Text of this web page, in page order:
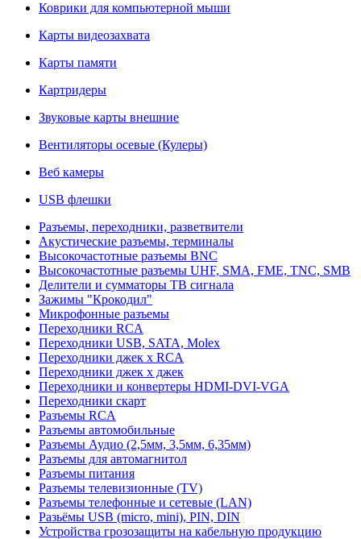
Коврики для компьютерной мыши
Карты видеозахвата
Карты памяти
Картридеры
Звуковые карты внешние
Вентиляторы осевые (Кулеры)
Веб камеры
USB флешки
Разъемы, переходники, разветвители
Акустические разъемы, терминалы
Высокочастотные разъемы BNC
Высокочастотные разъемы UHF, SMA, FME, TNC, SMB
Делители и сумматоры ТВ сигнала
Зажимы "Крокодил"
Микрофонные разъемы
Переходники RCA
Переходники USB, SATA, Molex
Переходники джек х RCA
Переходники джек х джек
Переходники и конвертеры HDMI-DVI-VGA
Переходники скарт
Разъемы RCA
Разъемы автомобильные
Разъемы Аудио (2,5мм, 3,5мм, 6,35мм)
Разъемы для автомагнитол
Разъемы питания
Разъемы телевизионные (TV)
Разъемы телефонные и сетевые (LAN)
Разьёмы USB (micro, mini), PIN, DIN
Устройства грозозащиты на кабельную продукцию